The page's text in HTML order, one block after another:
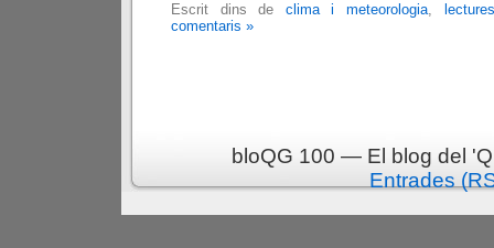
Escrit dins de clima i meteorologia,
comentaris »
bloQG 100 — El blog del
Entrades